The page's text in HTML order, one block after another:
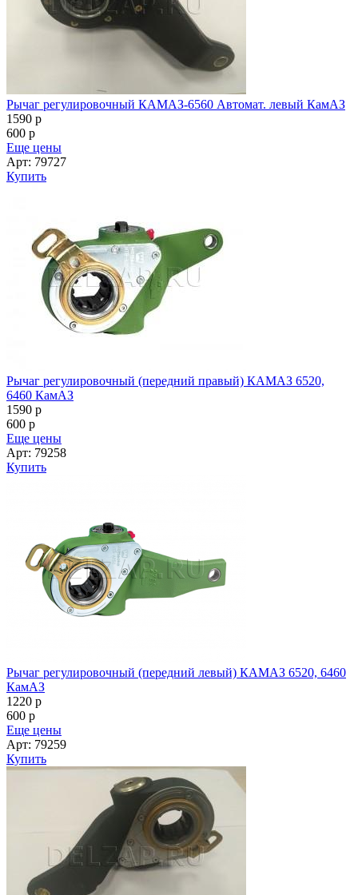
Рычаг регулировочный КАМАЗ-6560 Автомат. левый КамАЗ
1590 p
600 p
Еще цены
Арт: 79727
Купить
Рычаг регулировочный (передний правый) КАМАЗ 6520,
6460 КамАЗ
1590 p
600 p
Еще цены
Арт: 79258
Купить
Рычаг регулировочный (передний левый) КАМАЗ 6520, 6460
КамАЗ
1220 p
600 p
Еще цены
Арт: 79259
Купить